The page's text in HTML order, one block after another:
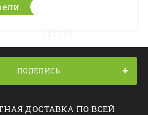
ПОДЕЛИСЬ
ДОСТАВКА ПО ВСЕЙ